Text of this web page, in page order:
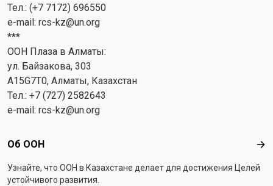
Тел.: (+7 7172) 696550
e-mail: rcs-kz@un.org
***
ООН Плаза в Алматы:
ул. Байзакова, 303
A15G7T0, Алматы, Казахстан
Тел.: +7 (727) 2582643
e-mail: rcs-kz@un.org
Footer menu
Об ООН Об
Узнайте, что ООН в Казахстанe делает для достижения Целей
устойчивого развития.